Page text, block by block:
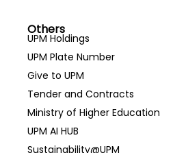
Others
UPM Holdings
UPM Plate Number
Give to UPM
Tender and Contracts
Ministry of Higher Education
UPM AI HUB
Sustainability@UPM